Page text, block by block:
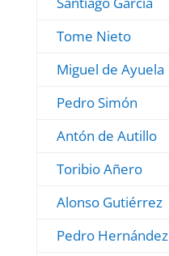
Tome Nieto
Miguel de Ayuela
Pedro Simón
Antón de Autillo
Toribio Añero
Alonso Gutiérrez
Pedro Hernández